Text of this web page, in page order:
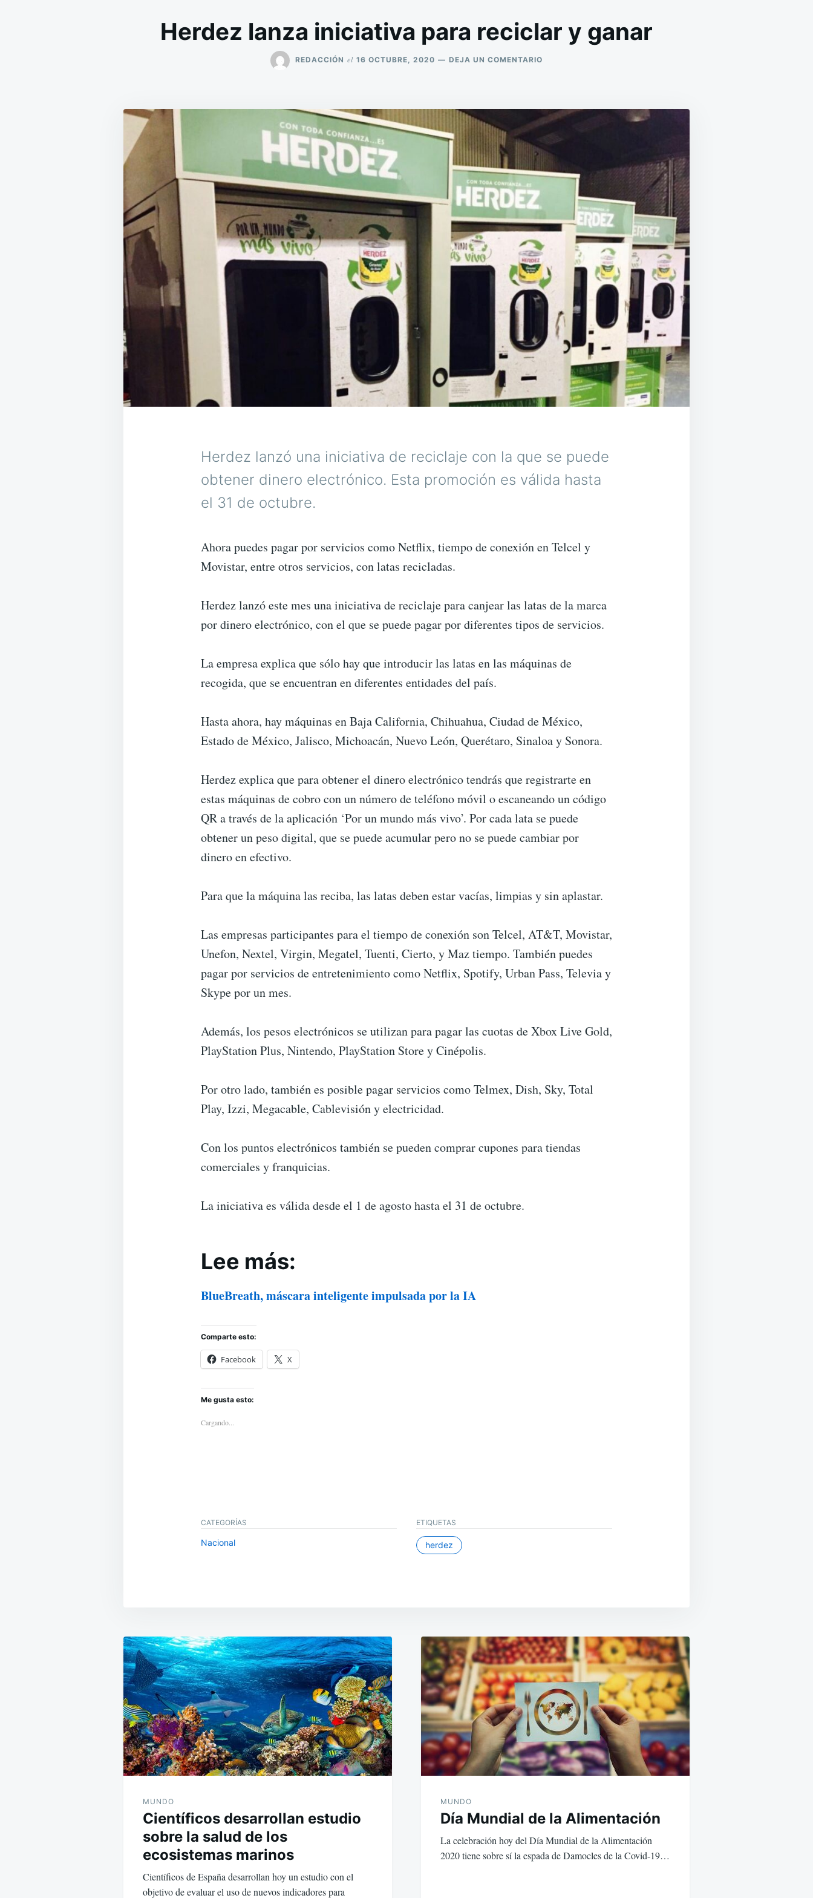
Herdez lanza iniciativa para reciclar y ganar
REDACCIÓN el 16 OCTUBRE, 2020 DEJA UN COMENTARIO
RECICLAR
Y
GANAR
Herdez lanzó una iniciativa de reciclaje con la que se puede
obtener dinero electrónico. Esta promoción es válida hasta
el 31 de octubre.
Ahora puedes pagar por servicios como Netflix, tiempo de conexión en Telcel y
Movistar, entre otros servicios, con latas recicladas.
Herdez lanzó este mes una iniciativa de reciclaje para canjear las latas de la marca
por dinero electrónico, con el que se puede pagar por diferentes tipos de servicios.
La empresa explica que sólo hay que introducir las latas en las máquinas de
recogida, que se encuentran en diferentes entidades del país.
Hasta ahora, hay máquinas en Baja California, Chihuahua, Ciudad de México,
Estado de México, Jalisco, Michoacán, Nuevo León, Querétaro, Sinaloa y Sonora.
Herdez explica que para obtener el dinero electrónico tendrás que registrarte en
estas máquinas de cobro con un número de teléfono móvil o escaneando un código
QR a través de la aplicación ‘Por un mundo más vivo’. Por cada lata se puede
obtener un peso digital, que se puede acumular pero no se puede cambiar por
dinero en efectivo.
Para que la máquina las reciba, las latas deben estar vacías, limpias y sin aplastar.
Las empresas participantes para el tiempo de conexión son Telcel, AT&T, Movistar,
Unefon, Nextel, Virgin, Megatel, Tuenti, Cierto, y Maz tiempo. También puedes
pagar por servicios de entretenimiento como Netflix, Spotify, Urban Pass, Televia y
Skype por un mes.
Además, los pesos electrónicos se utilizan para pagar las cuotas de Xbox Live Gold,
PlayStation Plus, Nintendo, PlayStation Store y Cinépolis.
Por otro lado, también es posible pagar servicios como Telmex, Dish, Sky, Total
Play, Izzi, Megacable, Cablevisión y electricidad.
Con los puntos electrónicos también se pueden comprar cupones para tiendas
comerciales y franquicias.
La iniciativa es válida desde el 1 de agosto hasta el 31 de octubre.
Lee más:
BlueBreath, máscara inteligente impulsada por la IA
Comparte esto:
Facebook X
Me gusta esto:
Cargando...
CATEGORÍAS
Nacional
ETIQUETAS
herdez
Navegación
de
entradas
MUNDO
Científicos desarrollan estudio
sobre la salud de los
ecosistemas marinos
Científicos de España desarrollan hoy un estudio con el
objetivo de evaluar el uso de nuevos indicadores para
MUNDO
Día Mundial de la Alimentación
La celebración hoy del Día Mundial de la Alimentación
2020 tiene sobre sí la espada de Damocles de la Covid-19…